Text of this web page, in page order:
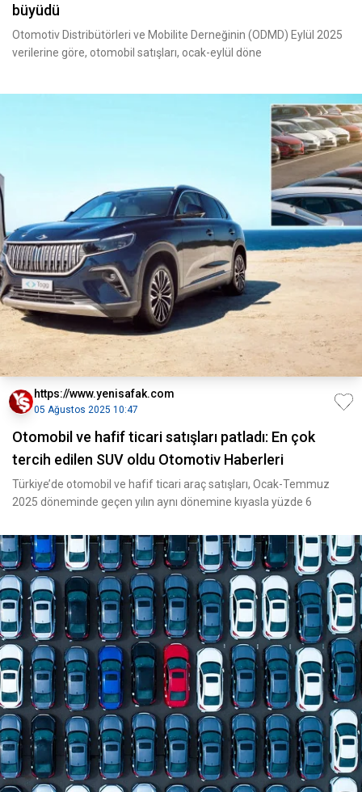
büyüdü
Otomotiv Distribütörleri ve Mobilite Derneğinin (ODMD) Eylül 2025
verilerine göre, otomobil satışları, ocak-eylül döne
https://www.yenisafak.com
05 Ağustos 2025 10:47
Otomobil ve hafif ticari satışları patladı: En çok
tercih edilen SUV oldu Otomotiv Haberleri
Türkiye’de otomobil ve hafif ticari araç satışları, Ocak-Temmuz
2025 döneminde geçen yılın aynı dönemine kıyasla yüzde 6